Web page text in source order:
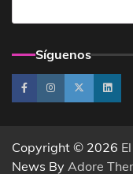
Síguenos
Copyright © 2026
News By Adore